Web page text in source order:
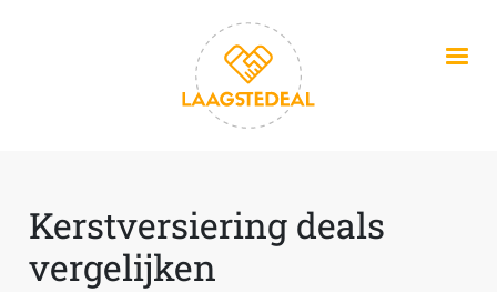
Kerstversiering deals
vergelijken